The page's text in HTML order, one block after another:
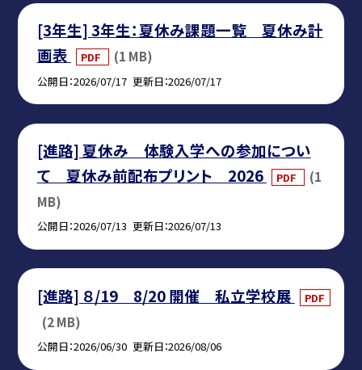
[3年生] 3年生：夏休み課題一覧 夏休み計
画表
PDF (1 MB)
公開日 2026/07/17 更新日 2026/07/17
[進路] 夏休み 体験入学への参加につい
て 夏休み前配布プリント 2026
PDF
(1
MB)
公開日 2026/07/13 更新日 2026/07/13
[進路] ８/19 8/20 開催 私立学校展 PDF
(2 MB)
公開日 2026/06/30 更新日 2026/08/06